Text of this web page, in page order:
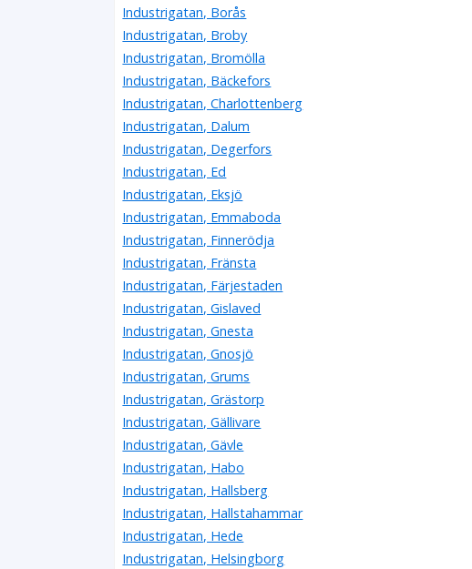
Industrigatan, Borås
Industrigatan, Broby
Industrigatan, Bromölla
Industrigatan, Bäckefors
Industrigatan, Charlottenberg
Industrigatan, Dalum
Industrigatan, Degerfors
Industrigatan, Ed
Industrigatan, Eksjö
Industrigatan, Emmaboda
Industrigatan, Finnerödja
Industrigatan, Fränsta
Industrigatan, Färjestaden
Industrigatan, Gislaved
Industrigatan, Gnesta
Industrigatan, Gnosjö
Industrigatan, Grums
Industrigatan, Grästorp
Industrigatan, Gällivare
Industrigatan, Gävle
Industrigatan, Habo
Industrigatan, Hallsberg
Industrigatan, Hallstahammar
Industrigatan, Hede
Industrigatan, Helsingborg